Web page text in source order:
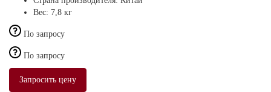
Вес: 7,8 кг
По запросу
По запросу
Запросить цену